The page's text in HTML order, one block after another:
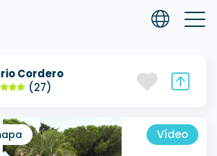
Cordero
(27)
Vídeo